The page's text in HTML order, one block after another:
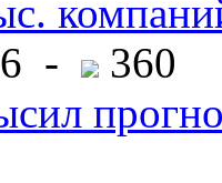
-
360